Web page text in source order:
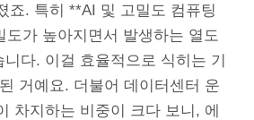
죠. 특히 **AI 및 고밀도 컴퓨팅
도가 높아지면서 발생하는 열도
다. 이걸 효율적으로 식히는 기
거예요. 더불어 데이터센터 운
차지하는 비중이 크다 보니, 에